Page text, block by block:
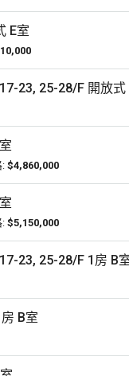
E室
23, 25-28/F 開放式
:$4,860,000
:$5,150,000
23, 25-28/F 1房 B
B室